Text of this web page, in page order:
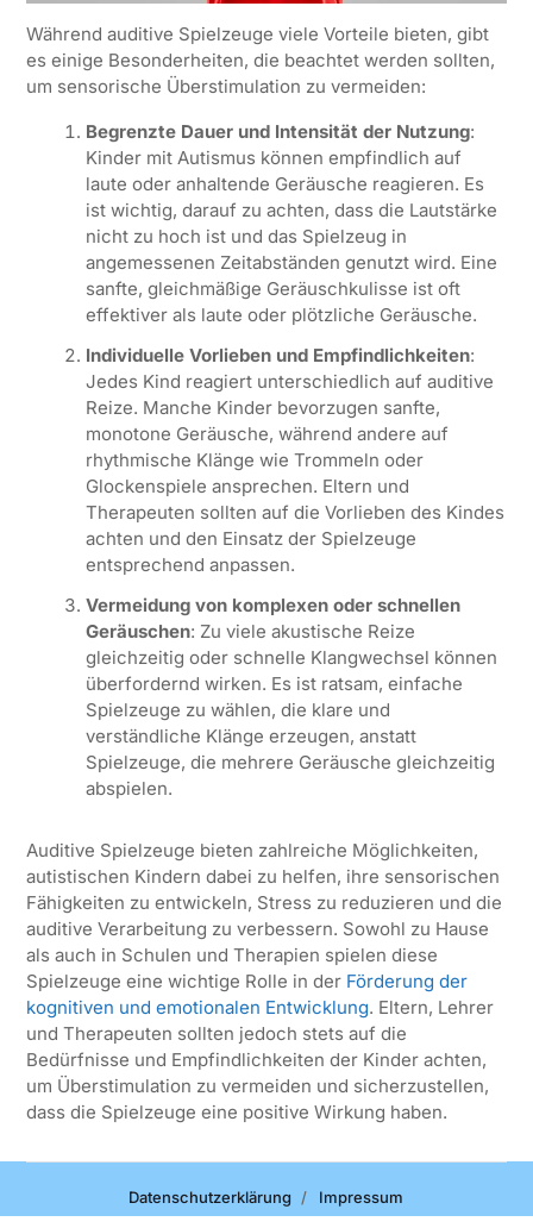
Während auditive Spielzeuge viele Vorteile bieten, gibt
es einige Besonderheiten, die beachtet werden sollten,
um sensorische Überstimulation zu vermeiden:
Begrenzte Dauer und Intensität der Nutzung:
Kinder mit Autismus können empfindlich auf
laute oder anhaltende Geräusche reagieren. Es
ist wichtig, darauf zu achten, dass die Lautstärke
nicht zu hoch ist und das Spielzeug in
angemessenen Zeitabständen genutzt wird. Eine
sanfte, gleichmäßige Geräuschkulisse ist oft
effektiver als laute oder plötzliche Geräusche.
Individuelle Vorlieben und Empfindlichkeiten:
Jedes Kind reagiert unterschiedlich auf auditive
Reize. Manche Kinder bevorzugen sanfte,
monotone Geräusche, während andere auf
rhythmische Klänge wie Trommeln oder
Glockenspiele ansprechen. Eltern und
Therapeuten sollten auf die Vorlieben des Kindes
achten und den Einsatz der Spielzeuge
entsprechend anpassen.
Vermeidung von komplexen oder schnellen
Geräuschen: Zu viele akustische Reize
gleichzeitig oder schnelle Klangwechsel können
überfordernd wirken. Es ist ratsam, einfache
Spielzeuge zu wählen, die klare und
verständliche Klänge erzeugen, anstatt
Spielzeuge, die mehrere Geräusche gleichzeitig
abspielen.
Auditive Spielzeuge bieten zahlreiche Möglichkeiten,
autistischen Kindern dabei zu helfen, ihre sensorischen
Fähigkeiten zu entwickeln, Stress zu reduzieren und die
auditive Verarbeitung zu verbessern. Sowohl zu Hause
als auch in Schulen und Therapien spielen diese
Spielzeuge eine wichtige Rolle in der Förderung der
kognitiven und emotionalen Entwicklung. Eltern, Lehrer
und Therapeuten sollten jedoch stets auf die
Bedürfnisse und Empfindlichkeiten der Kinder achten,
um Überstimulation zu vermeiden und sicherzustellen,
dass die Spielzeuge eine positive Wirkung haben.
Datenschutzerklärung Impressum